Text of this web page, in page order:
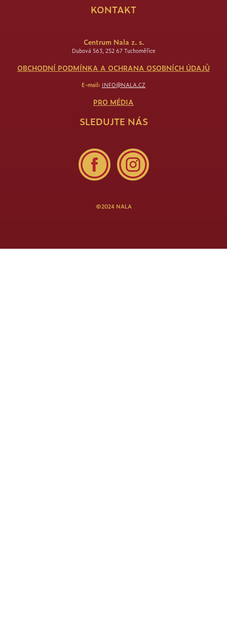
KONTAKT
Centrum Nala z. s.
Dubová 563, 252 67 Tuchoměřice
OBCHODNÍ PODMÍNKA A OCHRANA OSOBNÍCH ÚDAJŮ
E-mail: INFO@NALA.CZ
PRO MÉDIA
SLEDUJTE NÁS
©2024 NALA